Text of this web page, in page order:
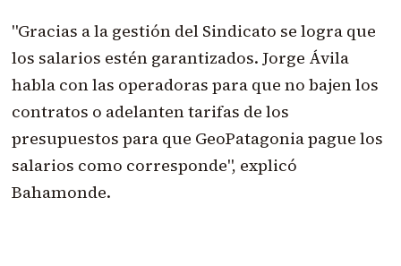
"Gracias a la gestión del Sindicato se logra que
los salarios estén garantizados. Jorge Ávila
habla con las operadoras para que no bajen los
contratos o adelanten tarifas de los
presupuestos para que GeoPatagonia pague los
salarios como corresponde", explicó
Bahamonde.